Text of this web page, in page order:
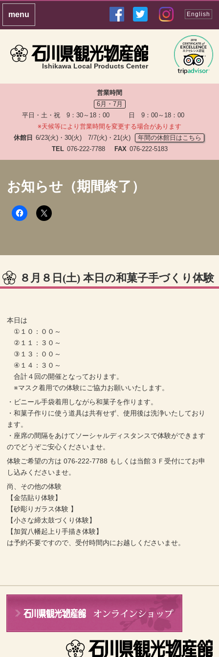
Ishikawa Local Products Center
English
営業時間
6月・7月
平日・土・祝 9：30～18：00 日 9：00～18：00
※天候等により営業時間を変更する場合があります
休館日 6/23(火)・30(火) 7/7(火)・21(火)
年間の休館日はこちら
TEL 076-222-7788 FAX 076-222-5183
お知らせ（期間終了）
８月８日(土) 本日の和菓子手づくり体験
本日は
①１０：００～
②１１：３０～
③１３：００～
④１４：３０～
合計４回の開催となっております。
※マスク着用での体験にご協力お願いいたします。
・ビニール手袋着用しながら和菓子を作ります。
・和菓子作りに使う道具は共有せず、使用後は洗浄いたしており
ます。
・座席の間隔をあけてソーシャルディスタンスで体験ができます
のでどうぞご安心くださいませ。
体験ご希望の方は 076-222-7788 もしくは当館３Ｆ受付にてお申
し込みくださいませ。
尚、その他の体験
【金箔貼り体験】
【砂彫りガラス体験 】
【小さな締太鼓づくり体験】
【加賀八幡起上り手描き体験】
は予約不要ですので、受付時間内にお越しくださいませ。